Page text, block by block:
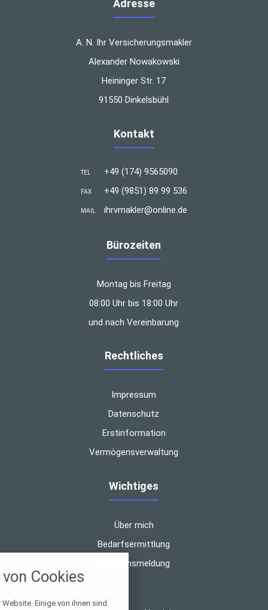
Adresse
A. N. Ihr Versicherungsmakler
Alexander Nowakowski
Heininger Str. 17
91550 Dinkelsbühl
Kontakt
TEL +49 (174) 9565090
FAX +49 (9851) 89 99 536
MAIL ihrvmakler@online.de
Bürozeiten
Montag bis Freitag
08:00 Uhr bis 18:00 Uhr
und nach Vereinbarung
Rechtliches
Impressum
Datenschutz
Erstinformation
Vermögensverwaltung
Wichtiges
Über mich
Bedarfsermittlung
Schadensmeldung
Cookies
Einige von ihnen sind
folgende Kategorien zu